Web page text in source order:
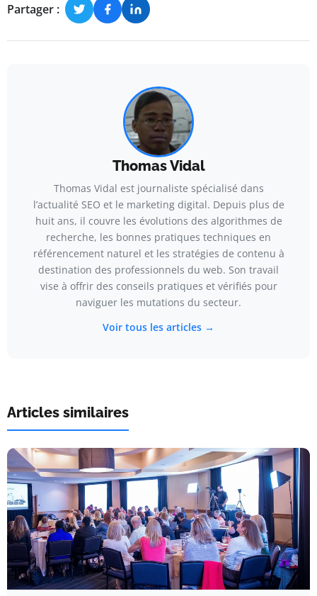
Partager :
Thomas Vidal
Thomas Vidal est journaliste spécialisé dans
l’actualité SEO et le marketing digital. Depuis plus de
huit ans, il couvre les évolutions des algorithmes de
recherche, les bonnes pratiques techniques en
référencement naturel et les stratégies de contenu à
destination des professionnels du web. Son travail
vise à offrir des conseils pratiques et vérifiés pour
naviguer les mutations du secteur.
Voir tous les articles →
Articles similaires